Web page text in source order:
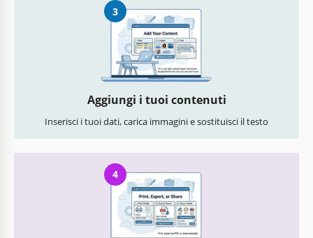
3
Aggiungi i tuoi contenuti
Inserisci i tuoi dati, carica immagini e sostituisci il testo
4